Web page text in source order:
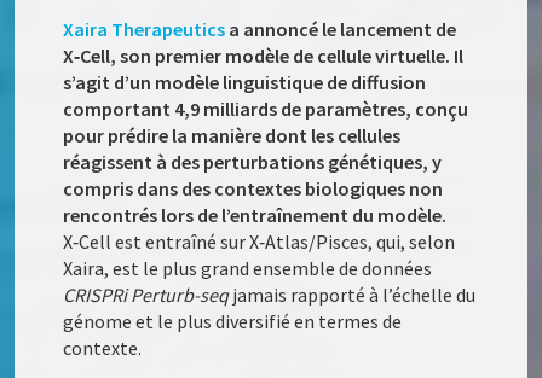
Xaira Therapeutics a annoncé le lancement de
X‑Cell, son premier modèle de cellule virtuelle. Il
s’agit d’un modèle linguistique de diffusion
comportant 4,9 milliards de paramètres, conçu
pour prédire la manière dont les cellules
réagissent à des perturbations génétiques, y
compris dans des contextes biologiques non
rencontrés lors de l’entraînement du modèle.
X‑Cell est entraîné sur X‑Atlas/Pisces, qui, selon
Xaira, est le plus grand ensemble de données
CRISPRi Perturb-seqjamais rapporté à l’échelle du
génome et le plus diversifié en termes de
contexte.